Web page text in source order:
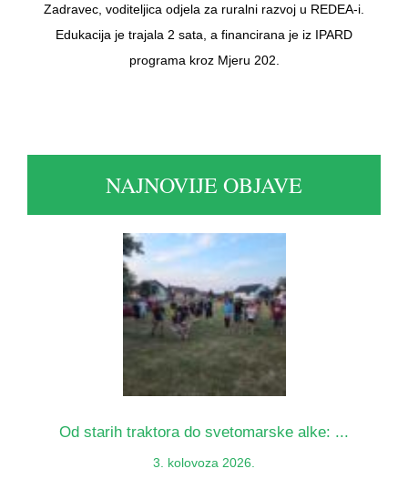
Zadravec, voditeljica odjela za ruralni razvoj u REDEA-i.
Edukacija je trajala 2 sata, a financirana je iz IPARD
programa kroz Mjeru 202.
NAJNOVIJE OBJAVE
Od starih traktora do svetomarske alke: ...
3. kolovoza 2026.